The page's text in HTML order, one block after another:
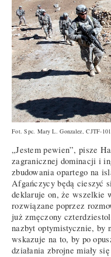
Fot. Spc. Mary L. Gonzalez, CJTF-
„Jestem pewien”, pisze
zagranicznej dominacji i
zbudowania opartego na
Afgańczycy będą cieszyć
deklaruje on, że wszelkie
rozwiązane poprzez
już zmęczony
nazbyt optymistycznie, by
wskazuje na to, by po
działania zbrojne miały